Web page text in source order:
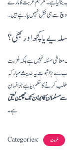
لیا ہے۔ مگر ہم غربت کا مارے
سے ہی نکل نہیں پارہے ہیں۔
یے یا کچھ اور بھی؟
مسئلہ نہیں ہے بلکہ غربت
سب سے بڑا ثبوت یہ حدیثِ مبارکہ
کرنے کا حکم دیا ہے جو انسان
مسلمان کا ایمان تک چھین لیتی
ہے۔
Categories: غربت